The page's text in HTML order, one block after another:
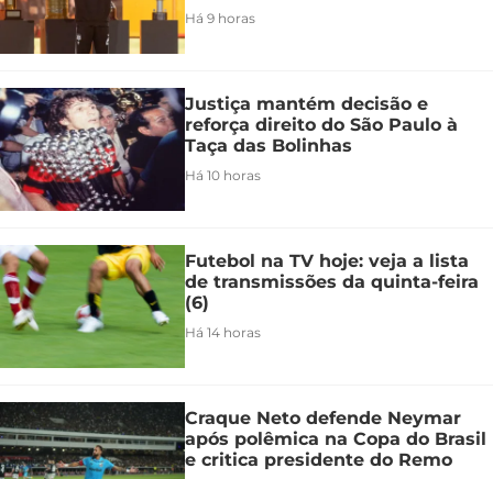
Há 9 horas
Justiça mantém decisão e
reforça direito do São Paulo à
Taça das Bolinhas
Há 10 horas
Futebol na TV hoje: veja a lista
de transmissões da quinta-feira
(6)
Há 14 horas
Craque Neto defende Neymar
após polêmica na Copa do Brasil
e critica presidente do Remo